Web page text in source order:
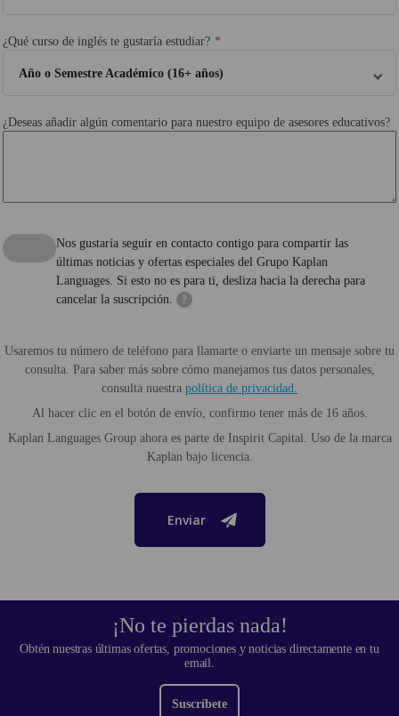
¿Qué curso de inglés te gustaría estudiar?
Año o Semestre Académico (16+ años)
¿Deseas añadir algún comentario para nuestro equipo de asesores educativos?
Nos gustaría seguir en contacto contigo para compartir las
últimas noticias y ofertas especiales del Grupo Kaplan
Languages. Si esto no es para ti, desliza hacia la derecha para
cancelar la suscripción.
?
Usaremos tu número de teléfono para llamarte o enviarte un mensaje sobre tu
consulta. Para saber más sobre cómo manejamos tus datos personales,
consulta nuestra política de privacidad.
Al hacer clic en el botón de envío, confirmo tener más de 16 años.
Kaplan Languages Group ahora es parte de Inspirit Capital. Uso de la marca
Kaplan bajo licencia.
Enviar
¡No te pierdas nada!
Obtén nuestras últimas ofertas, promociones y noticias directamente en tu
email.
Suscríbete